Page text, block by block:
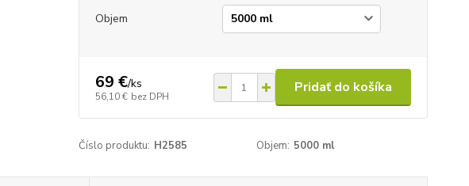
Objem
69 €/ks
56,10 € bez DPH
Pridať do košíka
Číslo produktu: H2585 Objem: 5000 ml